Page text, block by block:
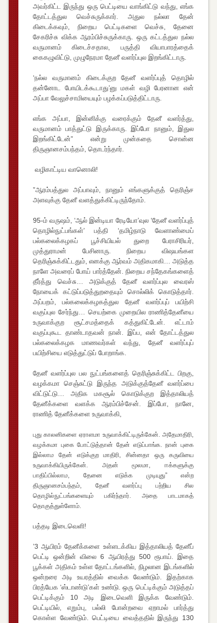
அவர்கிட்ட இருந்து ஒரு பெட்டியை வாங்கிட்டு வந்து, எங்க
தோட்டத்துல வெச்சுருக்கார். அதுல நல்லா தேன்
கிடைக்கவும், நிறைய பெட்டிகளை வெச்சு, தேனை
சேகரிச்சு விக்க ஆரம்பிச்சுருக்காரு. ஒரு கட்டத்துல நல்ல
வருமானம் கிடைச்சதால, பருத்தி வியாபாரத்தைக்
கைகழுவிட்டு, முழுநேரமா தேனீ வளர்ப்புல இறங்கிட்டாரு.
‘நல்ல வருமானம் கிடைக்குற தேனீ வளர்ப்புத் தொழில்
தன்னோட போயிடக்கூடாது’னு மகள் வழி பேரனான என்
அப்பா வேலுச்சாமியையும் பழக்கப்படுத்திட்டாரு.
எங்க அப்பா, இன்னிக்கு வரைக்கும் தேனீ வளர்த்து,
வருமானம் பாத்துட்டு இருக்காரு. இப்போ நானும், இதுல
இறங்கிட்டேன்” என்று முன்கதை சொன்ன
திருஞானசம்பந்தம், தொடர்ந்தார்.
வழிகாட்டிய வானொலி!
”ஆரம்பத்துல அப்பாவும், நானும் எங்களுக்குத் தெரிஞ்ச
அளவுக்கு தேனீ வளத்துக்கிட்டிருந்தோம்.
95-ம் வருஷம், ‘ஆல் இன்டியா ரேடியோ’வுல ‘தேனீ வளர்ப்புத்
தொழில்நுட்பங்கள்’ பத்தி ‘தமிழ்நாடு வேளாண்மைப்
பல்கலைக்கழகப் பூச்சியியல் துறை பேராசிரியர்,
முத்துராமன் பேசினாரு. நிறைய விஷயங்கள
தெரிஞ்சுக்கிட்டதும், எனக்கு ஆர்வம் அதிகமாகி… அடுத்த
நாளே அவரைப் போய் பார்த்தேன். நிறைய சந்தேகங்களைத்
தீர்த்து வெச்சு… அடுக்குத் தேனீ வளர்ப்புல வைரஸ்
நோயைக் கட்டுப்படுத்துறதையும் சொல்லிக் கொடுத்தார்.
அப்பறம், பல்கலைக்கழகத்துல தேனீ வளர்ப்புப் பயிற்சி
வகுப்புல சேர்ந்து… செயற்கை முறையில ராணித்தேனீயை
உருவாக்குற சூட்சமத்தைக் கத்துகிட்டேன். எட்டாம்
வகுப்புகூட தாண்டாதவன் நான். இப்ப, என் தோட்டத்துல
பல்கலைக்கழக மாணவர்கள் வந்து, தேனீ வளர்ப்புப்
பயிற்சியை எடுத்துட்டுப் போறாங்க.
தேனீ வளர்ப்புல பல நுட்பங்களைத் தெரிஞ்சுக்கிட்ட பிறகு,
வழக்கமா செஞ்சுட்டு இருந்த அடுக்குத்தேனீ வளர்ப்பை
விட்டுட்டு… அதிக மகசூல் கொடுக்குற இத்தாலியத்
தேனீக்களை வளக்க ஆரம்பிச்சேன். இப்போ, நானே,
ராணித் தேனீக்களை உருவாக்கி,
புது காலனிகளை ஏராளமா உருவாக்கிட்டிருக்கேன். அதேமாதிரி,
வழக்கமா புகை போட்டுத்தான் தேன் எடுப்பாங்க. நான் புகை
இல்லாம தேன் எடுக்குற மாதிரி, சின்னதா ஒரு கருவியை
உருவாக்கியிருக்கேன். அதன் மூலமா, ஈக்களுக்கு
பாதிப்பில்லாம, தேனை எடுக்க முடியுது” என்ற
திருஞானசம்பந்தம், தேனீ வளர்ப்பு பற்றிய சில
தொழில்நுட்பங்களையும் பகிர்ந்தார். அதை பாடமாகத்
தொகுத்துள்ளோம்.
பத்தடி இடைவெளி!
’3 ஆயிரம் தேனீக்களை உள்ளடக்கிய இத்தாலியத் தேனீப்
பெட்டி ஒன்றின் விலை 6 ஆயிரத்து 500 ரூபாய். இதை
பூக்கள் அதிகம் உள்ள தோட்டங்களில், நிழலான இடங்களில்
ஒன்றரை அடி உயரத்தில் வைக்க வேண்டும். இதற்காக
பிரத்யேக ‘ஸ்டாண்டு’கள் உண்டு. ஒரு பெட்டிக்கும் அடுத்தப்
பெட்டிக்கும் 10 அடி இடைவெளி இருக்க வேண்டும்.
பெட்டியில், எறும்பு, பல்லி போன்றவை ஏறாமல் பார்த்து
கொள்ள வேண்டும். பெட்டியை வைத்ததில் இருந்து 130